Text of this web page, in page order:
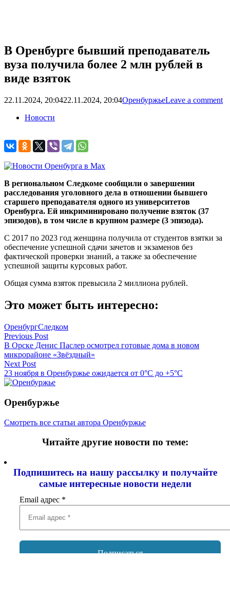
В Оренбурге бывший преподаватель
вуза получила более 2 млн рублей в
виде взяток
22.11.2024, 20:0422.11.2024, 20:04ОренбуржьеLeave a comment
Новости
В региональном Следкоме сообщили о завершении
расследования уголовного дела в отношении бывшего
старшего преподавателя одного из университетов
Оренбурга. Ей инкриминировано получение взяток (37
эпизодов), в том числе в крупном размере (3 эпизода).
С 2017 по 2023 год женщина получила от студентов взятки за
обеспечение успешной сдачи зачетов и экзаменов без
фактической проверки знаний, а также за обеспечение
успешной защиты курсовых работ.
Общая сумма взяток превысила 2 миллиона рублей.
Это может быть интересно:
ОренбургСледком
Навигация
по
записям
Previous Post
В Орске Денис Паслер осмотрел готовые дома в новом
микрорайоне «Звёздный»
Next Post
23 ноября в Оренбуржье ожидается от 0°C до +5°C
Оренбуржье
Смотреть все статьи автора Оренбуржье
Читайте другие новости по теме:
Подпишитесь на нашу рассылку и получайте
самые интересные новости недели
Email адрес *